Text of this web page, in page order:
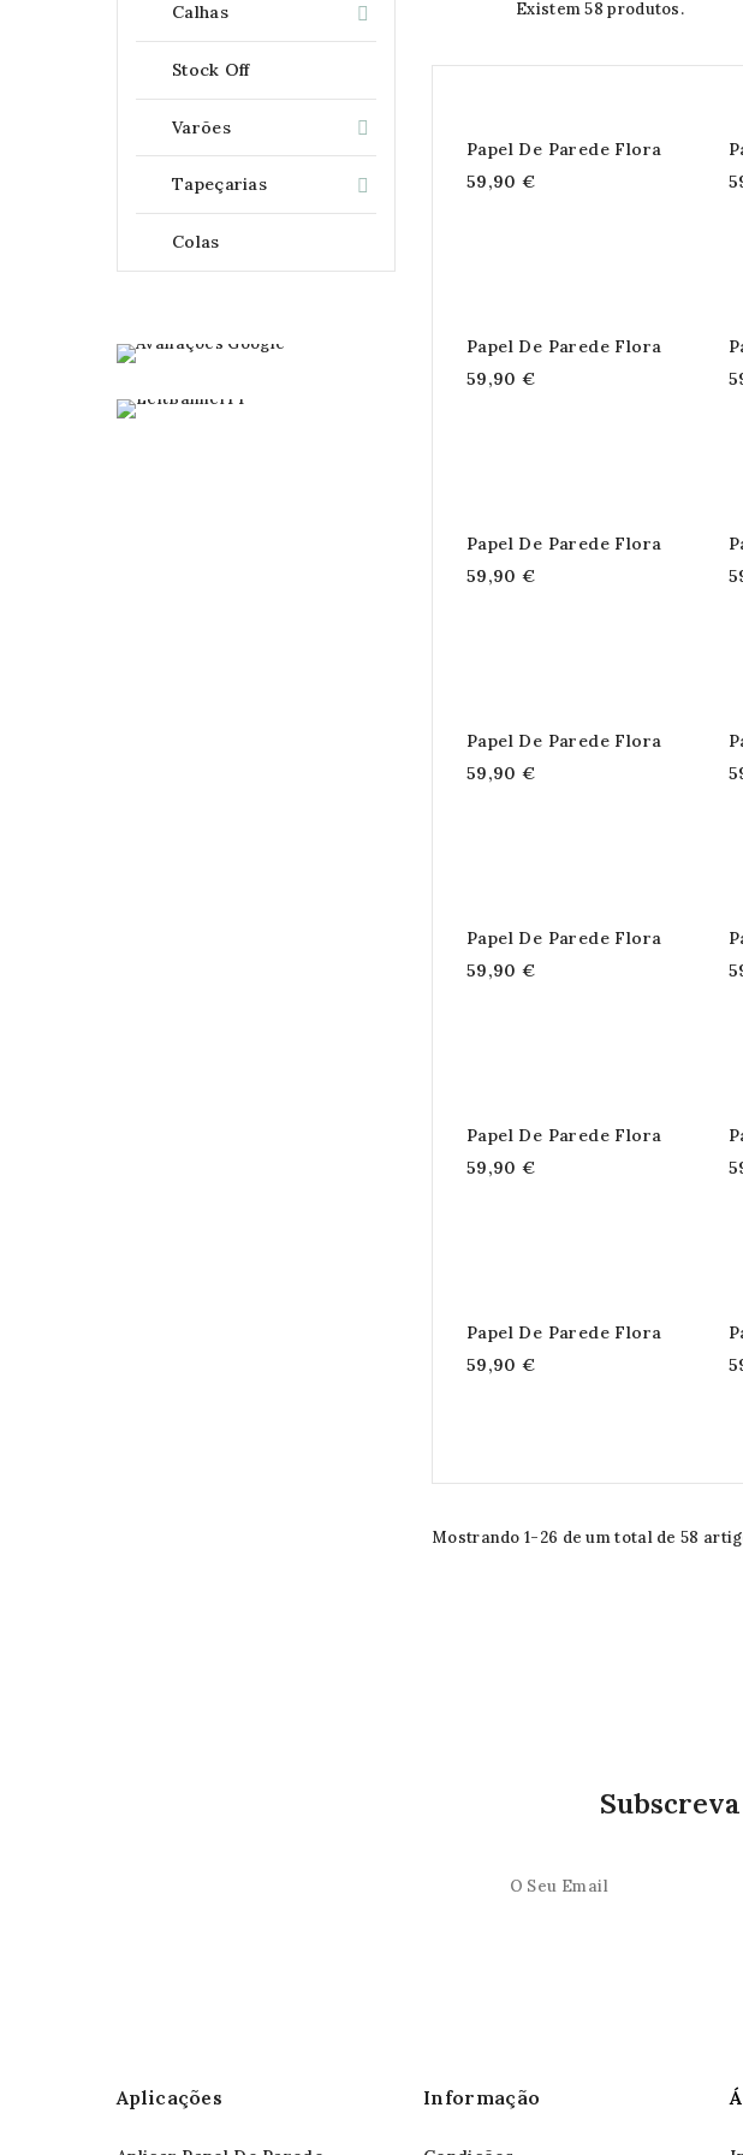

Calhas
Stock Off

Varões

Tapeçarias
Colas
Existem 58 produtos.
Papel De Parede Flora
59,90 €
Papel De Parede Flora
59,90 €
Papel De Parede Flora
59,90 €
Papel De Parede Flora
59,90 €
Papel De Parede Flora
59,90 €
Papel De Parede Flora
59,90 €
Papel De Parede Flora
59,90 €
Mostrando 1-26 de um total de 58
Aplicações Informação